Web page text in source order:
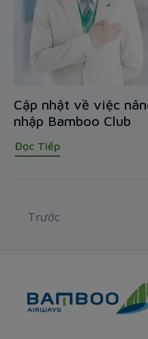
Cập nhật về việc
nhập Bamboo Club
Đọc Tiếp
Trước